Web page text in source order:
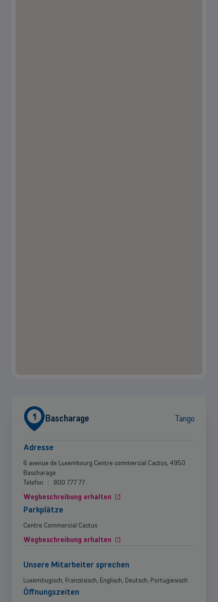
1 Bascharage Tango
Adresse
6 avenue de Luxembourg Centre commercial Cactus, 4950
Bascharage
Telefon : 800 777 77
Wegbeschreibung erhalten
Parkplätze
Centre Commercial Cactus
Wegbeschreibung erhalten
Unsere Mitarbeiter sprechen
Luxembugisch, Französisch, Englisch, Deutsch, Portugiesisch
Öffnungszeiten